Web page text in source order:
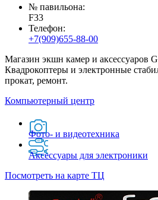
№ павильона:
F33
Телефон:
+7(909)655-88-00
Магазин экшн камер и аксессуаров
Квадрокоптеры и электронные
прокат, ремонт.
Компьютерный центр
Фото- и видеотехника
Аксессуары для электроники
Посмотреть на карте ТЦ